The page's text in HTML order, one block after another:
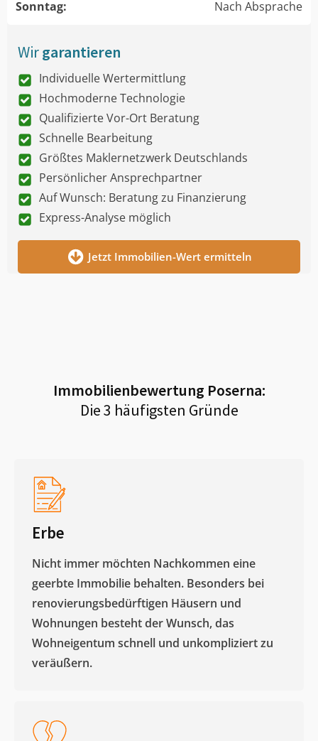
Sonntag:
Nach Absprache
Wirgarantieren
Individuelle Wertermittlung
Hochmoderne Technologie
Qualifizierte Vor-Ort Beratung
Schnelle Bearbeitung
Größtes Maklernetzwerk Deutschlands
Persönlicher Ansprechpartner
Auf Wunsch: Beratung zu Finanzierung
Express-Analyse möglich
Jetzt Immobilien-Wert ermitteln
Immobilienbewertung Poserna:
Die 3 häufigsten Gründe
Erbe
Nicht immer möchten Nachkommen eine
geerbte Immobilie behalten. Besonders bei
renovierungsbedürftigen Häusern und
Wohnungen besteht der Wunsch, das
Wohneigentum schnell und unkompliziert zu
veräußern. ​